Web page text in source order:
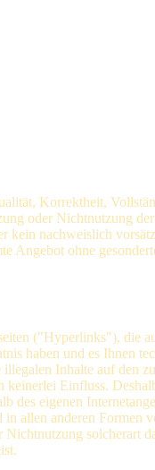
Korrektheit,
oder Nichtnutzung
kein nachweislich
Angebot ohne
("Hyperlinks"), die
haben und es Ihnen
Inhalte auf den
Einfluss.
des eigenen
allen anderen
solcherart